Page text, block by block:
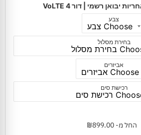
|
דור
4
VoLTE
צבע
בחירת מסלול
אביזרים
רכישת סים
החל מ- ₪899.00